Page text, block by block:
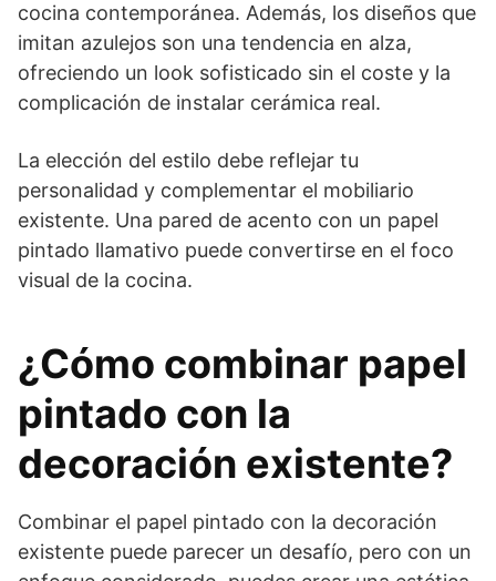
cocina contemporánea. Además, los diseños que
imitan azulejos son una tendencia en alza,
ofreciendo un look sofisticado sin el coste y la
complicación de instalar cerámica real.
La elección del estilo debe reflejar tu
personalidad y complementar el mobiliario
existente. Una pared de acento con un papel
pintado llamativo puede convertirse en el foco
visual de la cocina.
¿Cómo combinar papel
pintado con la
decoración existente?
Combinar el papel pintado con la decoración
existente puede parecer un desafío, pero con un